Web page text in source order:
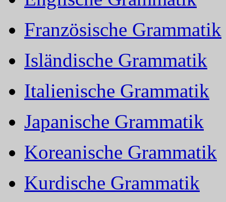
Französische Grammatik
Isländische Grammatik
Italienische Grammatik
Japanische Grammatik
Koreanische Grammatik
Kurdische Grammatik